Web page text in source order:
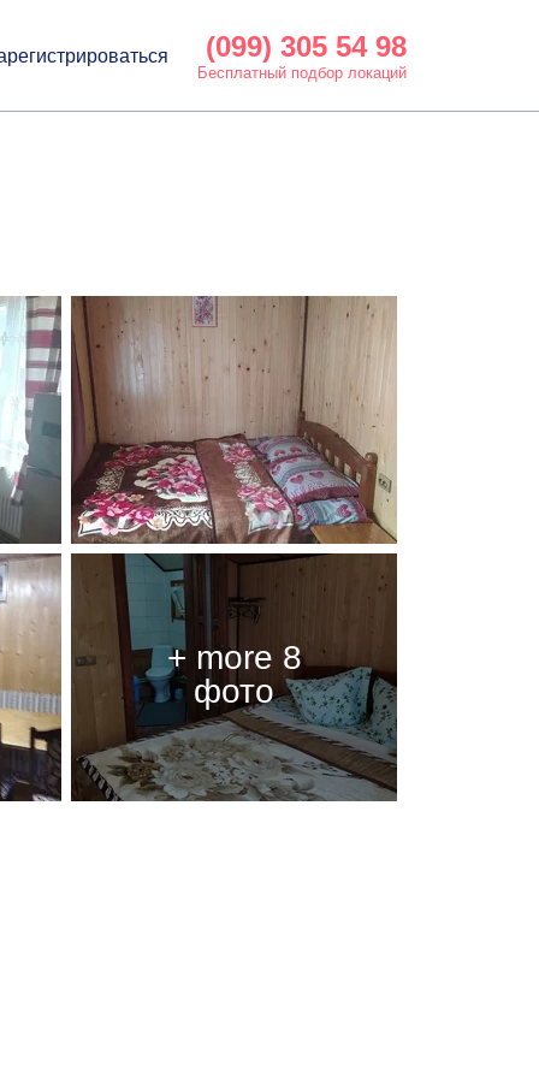
(099) 305 54 98
Бесплатный подбор локаций